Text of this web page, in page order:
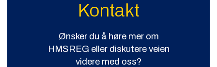
Kontakt
Ønsker du å høre mer om
HMSREG eller diskutere veien
videre med oss?